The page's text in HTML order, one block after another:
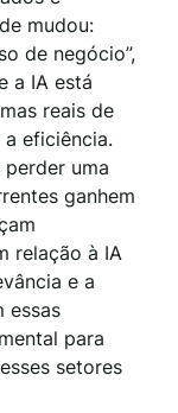
mudou:
de negócio”,
a IA está
reais de
a eficiência.
perder uma
ganhem
relação à IA
e a
essas
para
setores